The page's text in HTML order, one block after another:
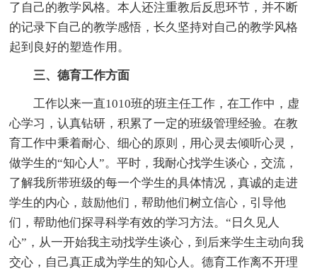
了自己的教学风格。本人还注重教后反思环节，并不断
的记录下自己的教学感悟，长久坚持对自己的教学风格
起到良好的塑造作用。
三、德育工作方面
工作以来一直1010班的班主任工作，在工作中，虚
心学习，认真钻研，积累了一定的班级管理经验。在教
育工作中秉着耐心、细心的原则，用心灵去倾听心灵，
做学生的“知心人”。平时，我耐心找学生谈心，交流，
了解我所带班级的每一个学生的具体情况，真诚的走进
学生的内心，鼓励他们，帮助他们树立信心，引导他
们，帮助他们探寻科学有效的学习方法。“日久见人
心”，从一开始我主动找学生谈心，到后来学生主动向我
交心，自己真正成为学生的知心人。德育工作离不开理